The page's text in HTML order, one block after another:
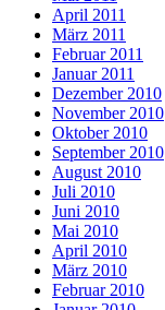
April 2011
März 2011
Februar 2011
Januar 2011
Dezember 2010
November 2010
Oktober 2010
September 2010
August 2010
Juli 2010
Juni 2010
Mai 2010
April 2010
März 2010
Februar 2010